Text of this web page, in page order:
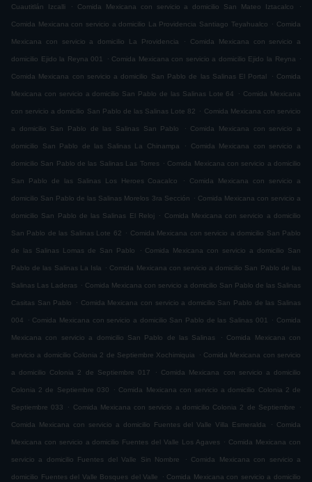
Cuautitlán Izcalli . Comida Mexicana con servicio a domicilio San Mateo Iztacalco .
Comida Mexicana con servicio a domicilio La Providencia Santiago Teyahualco . Comida
Mexicana con servicio a domicilio La Providencia . Comida Mexicana con servicio a
domicilio Ejido la Reyna 001 . Comida Mexicana con servicio a domicilio Ejido la Reyna .
Comida Mexicana con servicio a domicilio San Pablo de las Salinas El Portal . Comida
Mexicana con servicio a domicilio San Pablo de las Salinas Lote 64 . Comida Mexicana
con servicio a domicilio San Pablo de las Salinas Lote 82 . Comida Mexicana con servicio
a domicilio San Pablo de las Salinas San Pablo . Comida Mexicana con servicio a
domicilio San Pablo de las Salinas La Chinampa . Comida Mexicana con servicio a
domicilio San Pablo de las Salinas Las Torres . Comida Mexicana con servicio a domicilio
San Pablo de las Salinas Los Heroes Coacalco . Comida Mexicana con servicio a
domicilio San Pablo de las Salinas Morelos 3ra Sección . Comida Mexicana con servicio a
domicilio San Pablo de las Salinas El Reloj . Comida Mexicana con servicio a domicilio
San Pablo de las Salinas Lote 62 . Comida Mexicana con servicio a domicilio San Pablo
de las Salinas Lomas de San Pablo . Comida Mexicana con servicio a domicilio San
Pablo de las Salinas La Isla . Comida Mexicana con servicio a domicilio San Pablo de las
Salinas Las Laderas . Comida Mexicana con servicio a domicilio San Pablo de las Salinas
Casitas San Pablo . Comida Mexicana con servicio a domicilio San Pablo de las Salinas
004 . Comida Mexicana con servicio a domicilio San Pablo de las Salinas 001 . Comida
Mexicana con servicio a domicilio San Pablo de las Salinas . Comida Mexicana con
servicio a domicilio Colonia 2 de Septiembre Xochimiquia . Comida Mexicana con servicio
a domicilio Colonia 2 de Septiembre 017 . Comida Mexicana con servicio a domicilio
Colonia 2 de Septiembre 030 . Comida Mexicana con servicio a domicilio Colonia 2 de
Septiembre 033 . Comida Mexicana con servicio a domicilio Colonia 2 de Septiembre .
Comida Mexicana con servicio a domicilio Fuentes del Valle Villa Esmeralda . Comida
Mexicana con servicio a domicilio Fuentes del Valle Los Agaves . Comida Mexicana con
servicio a domicilio Fuentes del Valle Sin Nombre . Comida Mexicana con servicio a
domicilio Fuentes del Valle Bosques del Valle . Comida Mexicana con servicio a domicilio